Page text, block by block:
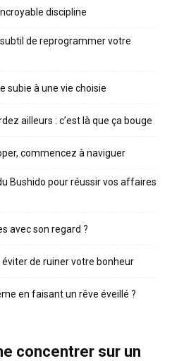
discipline
de reprogrammer votre
subie à une vie choisie
ailleurs : c’est là que ça bouge
commencez à naviguer
Bushido pour réussir vos affaires
avec son regard ?
de ruiner votre bonheur
en faisant un rêve éveillé ?
concentrer sur un